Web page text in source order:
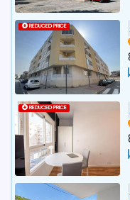
REDUCED PRICE
REDUCED PRICE